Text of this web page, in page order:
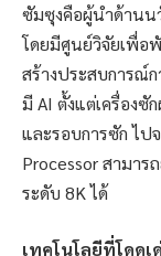
ซัมซุงคือผู้นำด้าน
โดยมีศูนย์วิจัยเพื่อ
สร้างประสบการณ์
มี AI ตั้งแต่เครื่อง
และรอบการซัก ไป
Processor สามา
ระดับ 8K ได้
เทคโนโลยีที่โดด